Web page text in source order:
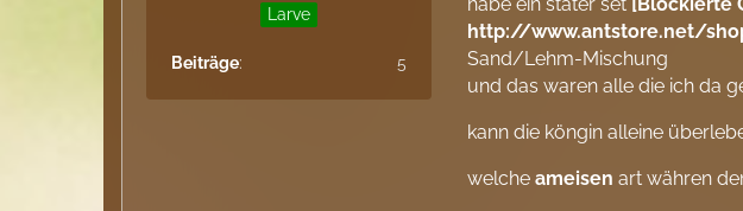
Larve
Beiträge 5
http://www.antstore.net/
Sand/Lehm-Mischung
und das waren alle die ich da
kann die köngin alleine
welcheameisen art währen